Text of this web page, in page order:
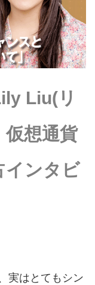
Liu(リ
仮想通貨
インタビ
実はとてもシン